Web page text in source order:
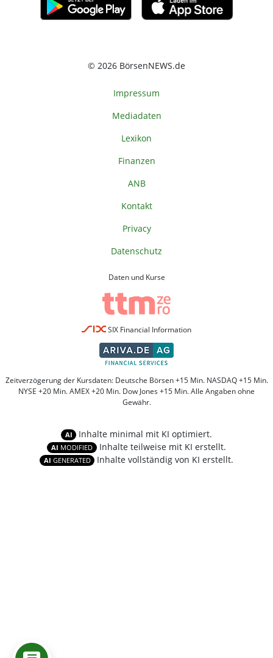
© 2026 BörsenNEWS.de
Impressum
Mediadaten
Lexikon
Finanzen
ANB
Kontakt
Privacy
Datenschutz
Daten und Kurse
SIX Financial Information
Zeitverzögerung der Kursdaten: Deutsche Börsen +15 Min. NASDAQ +15 Min.
NYSE +20 Min. AMEX +20 Min. Dow Jones +15 Min. Alle Angaben ohne
Gewähr.
AI Inhalte minimal mit KI optimiert.
AI MODIFIED Inhalte teilweise mit KI erstellt.
AI GENERATED Inhalte vollständig von KI erstellt.